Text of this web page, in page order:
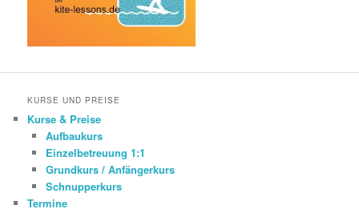
KURSE UND PREISE
Kurse & Preise
Aufbaukurs
Einzelbetreuung 1:1
Grundkurs / Anfängerkurs
Schnupperkurs
Termine